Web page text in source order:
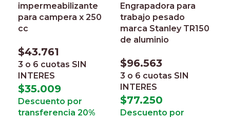
impermeabilizante
para campera x 250
cc
$43.761
3 o 6 cuotas SIN
INTERES
$35.009
Descuento por
transferencia 20%
Engrapadora para
trabajo pesado
marca Stanley TR150
de aluminio
$96.563
3 o 6 cuotas SIN
INTERES
$77.250
Descuento por